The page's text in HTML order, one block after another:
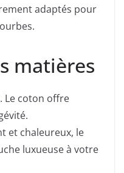
adaptés pour
matières
Le coton offre
et chaleureux, le
luxueuse à votre